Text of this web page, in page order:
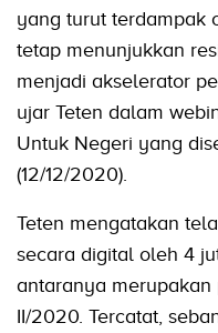
yang turut terdampak
tetap menunjukkan
menjadi akselerator
ujar Teten dalam
Untuk Negeri yang
(12/12/2020).
Teten mengatakan
secara digital oleh 4
antaranya
II/2020. Tercatat,